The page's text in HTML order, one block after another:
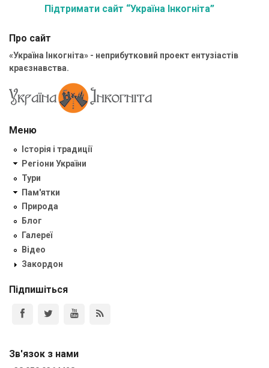
Підтримати сайт “Україна Інкогніта”
Про сайт
«Україна Інкогніта» - неприбутковий проект ентузіастів
краєзнавства.
Меню
Історія і традиції
Регіони України
Тури
Пам'ятки
Природа
Блог
Галереї
Відео
Закордон
Підпишіться
Зв'язок з нами